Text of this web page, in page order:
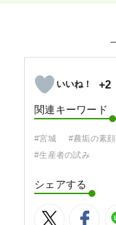
+2
関連キーワード
#宮城 #農垢の素顔
#生産者の試み
シェアする